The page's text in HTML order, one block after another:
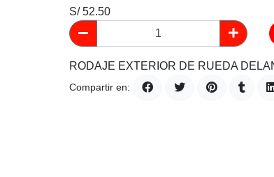
S/ 52.50
RODAJE EXTERIOR DE RUEDA
Compartir en: